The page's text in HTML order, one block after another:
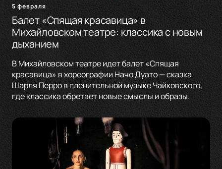
5 февраля
Балет «Спящая красавица» в
Михайловском театре: классика с новым
дыханием
В Михайловском театре идет балет «Спящая
красавица» в хореографии Начо Дуато — сказка
Шарля Перро в пленительной музыке Чайковского,
где классика обретает новые смыслы и образы.